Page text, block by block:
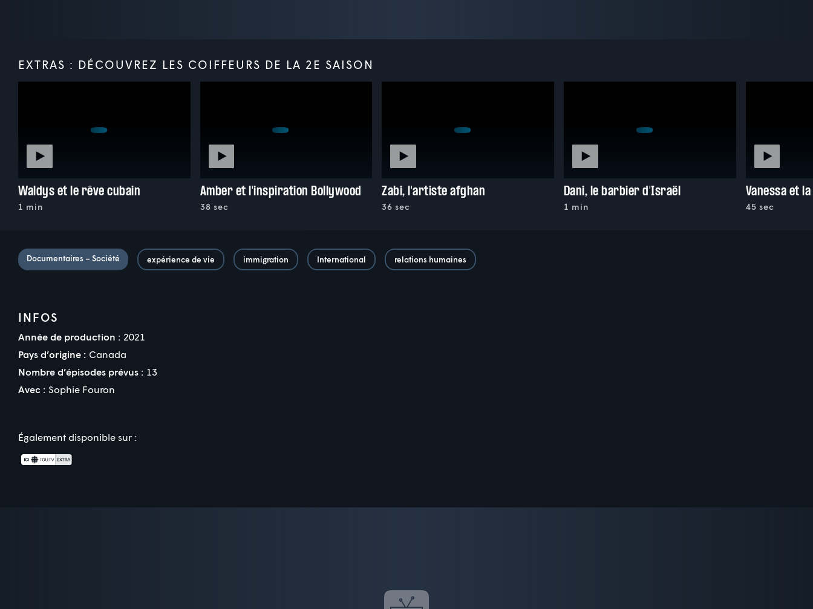
EXTRAS : DÉCOUVREZ LES COIFFEURS DE LA 2E SAISON
Waldys et le rêve cubain
1 min
Amber et l'inspiration Bollywood
38 sec
Zabi, l'artiste afghan
36 sec
Dani, le barbier d'Israël
1 min
Vanessa et
45 sec
Documentaires – Société expérience de vie immigration International relations humaines
INFOS
Année de production : 2021
Pays d’origine : Canada
Nombre d’épisodes prévus : 13
Avec : Sophie Fouron
Également disponible sur :